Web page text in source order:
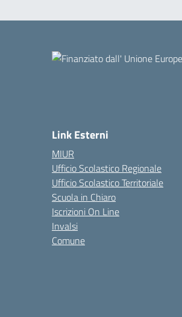
Link Esterni
MIUR
Ufficio Scolastico Regionale
Ufficio Scolastico Territoriale
Scuola in Chiaro
Iscrizioni On Line
Invalsi
Comune